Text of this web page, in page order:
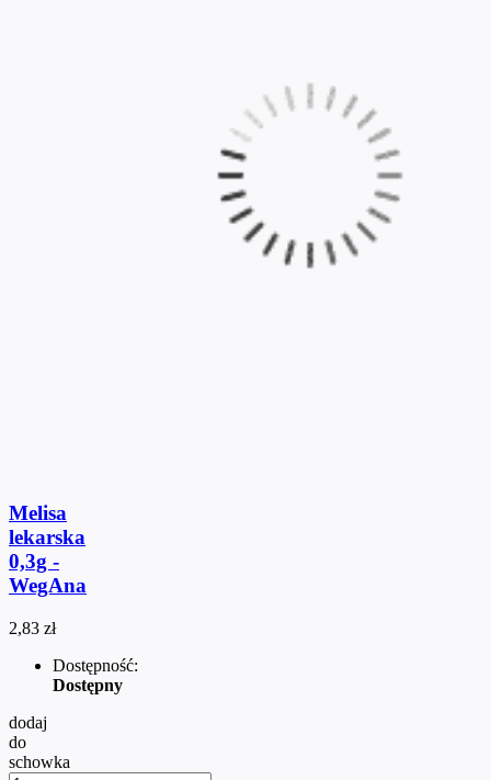
Melisa
lekarska
0,3g -
WegAna
2,83 zł
Dostępność:
Dostępny
dodaj
do
schowka